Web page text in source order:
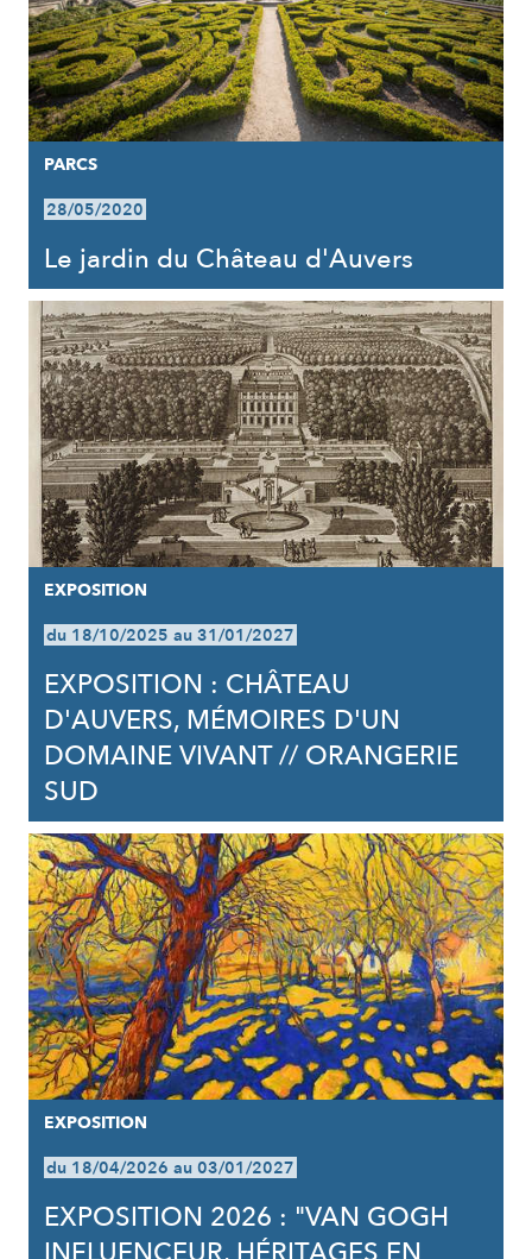
PARCS
28/05/2020
Le jardin du Château d'Auvers
EXPOSITION
du 18/10/2025 au 31/01/2027
EXPOSITION : CHÂTEAU
D'AUVERS, MÉMOIRES D'UN
DOMAINE VIVANT // ORANGERIE
SUD
EXPOSITION
du 18/04/2026 au 03/01/2027
EXPOSITION 2026 : "VAN GOGH